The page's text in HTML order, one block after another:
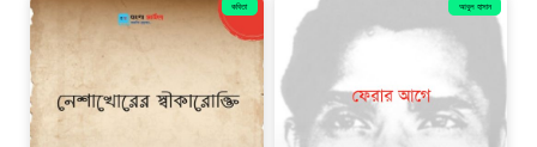
কবিতা আবুল হাসান